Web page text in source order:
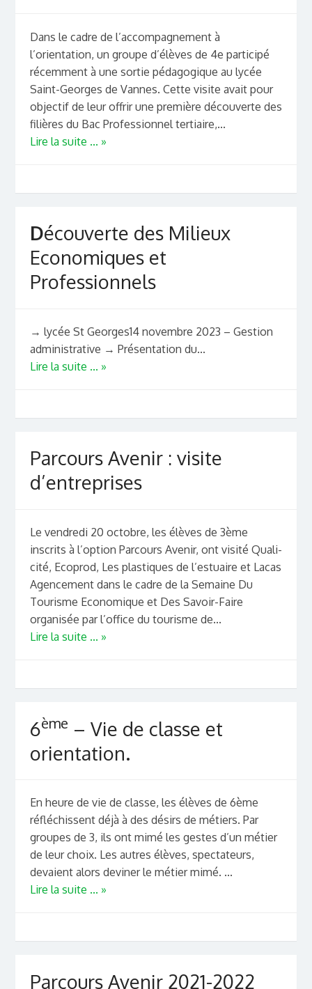
Dans le cadre de l’accompagnement à
l’orientation, un groupe d’élèves de 4e participé
récemment à une sortie pédagogique au lycée
Saint-Georges de Vannes. Cette visite avait pour
objectif de leur offrir une première découverte des
filières du Bac Professionnel tertiaire,...
Lire la suite ... »
Découverte des Milieux
Economiques et
Professionnels
→ lycée St Georges14 novembre 2023 – Gestion
administrative → Présentation du...
Lire la suite ... »
Parcours Avenir : visite
d’entreprises
Le vendredi 20 octobre, les élèves de 3ème
inscrits à l’option Parcours Avenir, ont visité Quali-
cité, Ecoprod, Les plastiques de l’estuaire et Lacas
Agencement dans le cadre de la Semaine Du
Tourisme Economique et Des Savoir-Faire
organisée par l’office du tourisme de...
Lire la suite ... »
6ème – Vie de classe et
orientation.
En heure de vie de classe, les élèves de 6ème
réfléchissent déjà à des désirs de métiers. Par
groupes de 3, ils ont mimé les gestes d’un métier
de leur choix. Les autres élèves, spectateurs,
devaient alors deviner le métier mimé. ...
Lire la suite ... »
Parcours Avenir 2021-2022